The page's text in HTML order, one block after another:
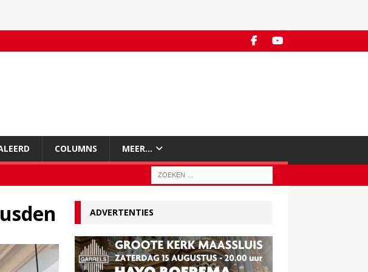
COLUMNS MEER…
ADVERTENTIES